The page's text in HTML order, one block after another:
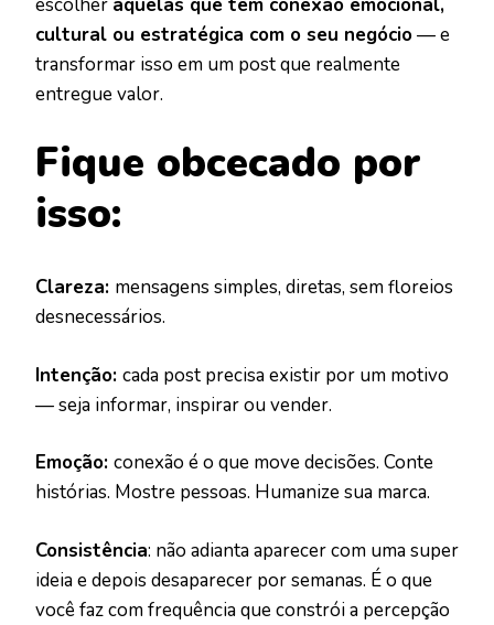
escolher aquelas que têm conexão emocional,
cultural ou estratégica com o seu negócio— e
transformar isso em um post que realmente
entregue valor.
Fique obcecado por
isso:
Clareza: mensagens simples, diretas, sem floreios
desnecessários.
Intenção: cada post precisa existir por um motivo
— seja informar, inspirar ou vender.
Emoção: conexão é o que move decisões. Conte
histórias. Mostre pessoas. Humanize sua marca.
Consistência: não adianta aparecer com uma super
ideia e depois desaparecer por semanas. É o que
você faz com frequência que constrói a percepção